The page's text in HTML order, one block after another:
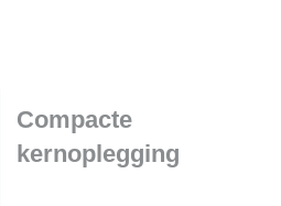
Compacte
kernoplegging